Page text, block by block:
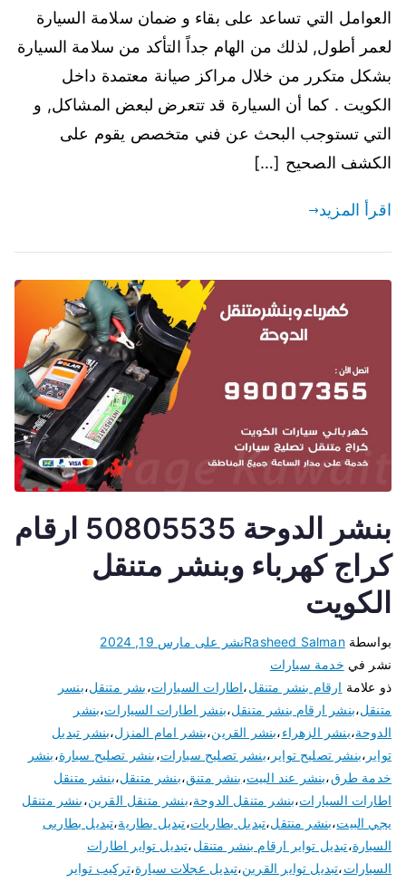
العوامل التي تساعد على بقاء و ضمان سلامة السيارة
لعمر أطول, لذلك من الهام جداً التأكد من سلامة السيارة
بشكل متكرر من خلال مراكز صيانة معتمدة داخل
الكويت . كما أن السيارة قد تتعرض لبعض المشاكل, و
التي تستوجب البحث عن فني متخصص يقوم على
الكشف الصحيح […]
اقرأ المزيد
بنشر الدوحة 50805535 ارقام
كراج كهرباء وبنشر متنقل
الكويت
بواسطةRasheed Salmanنشر على مارس 19, 2024
نشر في خدمة سيارات
ذو علامة ارقام بنشر متنقل،اطارات السيارات،بشر متنقل،بنسر
متنقل،بنشر ارقام بنشر متنقل،بنشر اطارات السيارات،بنشر
الدوحة،بنشر الزهراء،بنشر القرين،بنشر امام المنزل،بنشر تبديل
تواير ،بنشر تصليح تواير ،بنشر تصليح سيارات،بنشر تصليح سيارة،بنشر
خدمة طرق،بنشر عند البيت،بنشر متنق،بنشر متنقل،بنشر متنقل
اطارات السيارات،بنشر متنقل الدوحة،بنشر متنقل القرين،بنشر متنقل
يجي البيت،بنشر منتقل،تبديل بطاريات،تبديل بطارية،تبديل بطاريى
السيارة،تبديل تواير ارقام بنشر متنقل،تبديل تواير اطارات
السيارات،تبديل تواير القرين،تبديل عجلات سيارة،تركيب تواير